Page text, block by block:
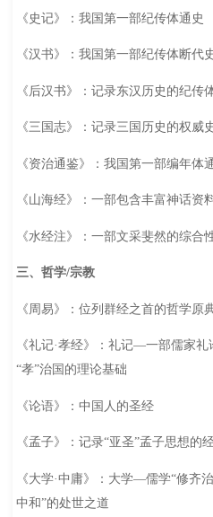
《史记》：我国第一部纪传体通史
《汉书》：我国第一部纪传体断代
《后汉书》：记录东汉历史的纪传
《三国志》：记录三国历史的权威
《资治通鉴》：我国第一部编年体
《山海经》：一部包含丰富神话资
《水经注》：一部文采斐然的综合
三、哲学/宗教
《周易》：位列群经之首的哲学原
《礼记·孝经》：礼记—一部儒家
“孝”治国的理论基础
《论语》：中国人的圣经
《孟子》：记录“亚圣”孟子思想的
《大学·中庸》：大学—儒学“修齐
中和”的处世之道